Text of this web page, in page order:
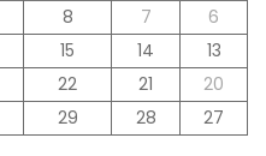
6
7
8
13
14
15
20
21
22
27
28
29